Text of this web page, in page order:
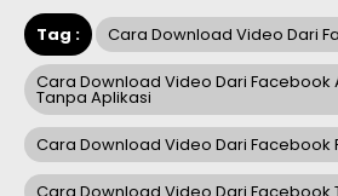
Tag : Cara Download Video Dari
Cara Download Video Dari Facebook
Tanpa Aplikasi
Cara Download Video Dari Facebook